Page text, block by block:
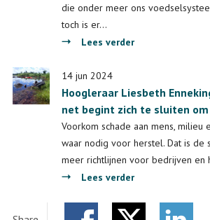
een
levert
op’
die onder meer ons
toch is er…
Lees verderover
zou
floreren
met
nieuwe
landbouwstijlen’
14 jun 2024
Hoogleraar Liesbeth
net begint zich te sluiten om
Voorkom schade aan mens, milieu
waar nodig voor herstel. Dat is de
meer richtlijnen voor bedrijven en
Lees verderover
Liesbeth